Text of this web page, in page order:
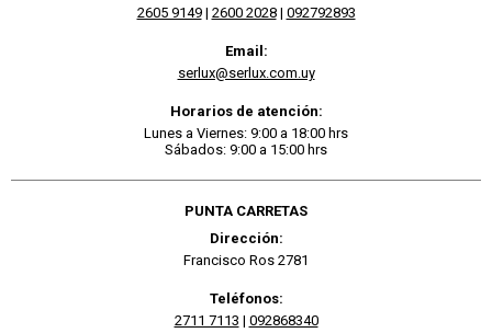
2605 9149| 2600 2028| 092792893
Email:
serlux@serlux.com.uy
Horarios de atención:
Lunes a Viernes: 9:00 a 18:00 hrs
Sábados: 9:00 a 15:00 hrs
PUNTA CARRETAS
Dirección:
Francisco Ros 2781
Teléfonos:
2711 7113 | 092868340